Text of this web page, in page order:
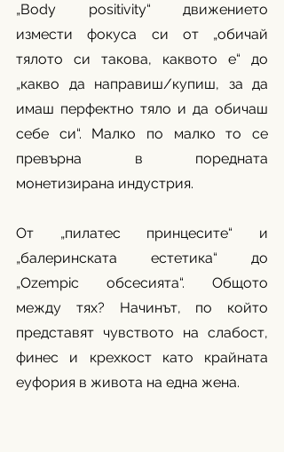
„Body positivity“ движението
измести фокуса си от „обичай
тялото си такова, каквото е“ до
„какво да направиш/купиш, за да
имаш перфектно тяло и да обичаш
себе си“. Малко по малко то се
превърна в поредната
монетизирана индустрия.
От „пилатес принцесите“ и
„балеринската естетика“ до
„Ozempic обсесията“. Общото
между тях? Начинът, по който
представят чувството на слабост,
финес и крехкост като крайната
еуфория в живота на една жена.